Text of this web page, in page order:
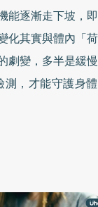
能逐漸走下坡，
化其實與體內「
劇變，多半是緩
，才能守護身